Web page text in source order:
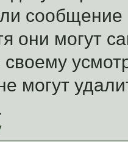
они могут
своему
могут